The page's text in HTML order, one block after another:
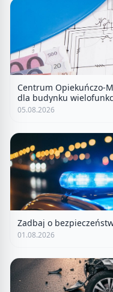
Centrum Opiekuńczo-
dla budynku
05.08.2026
Zadbaj o
01.08.2026